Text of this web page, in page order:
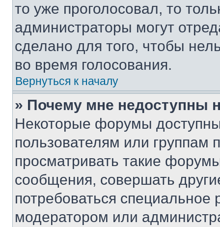
то уже проголосовал, то
администраторы могут
сделано для того, чтобы
во время голосования.
Вернуться к началу
» Почему мне недоступны
Некоторые форумы
пользователям или группам
просматривать такие
сообщения, совершать
потребоваться
модератором или